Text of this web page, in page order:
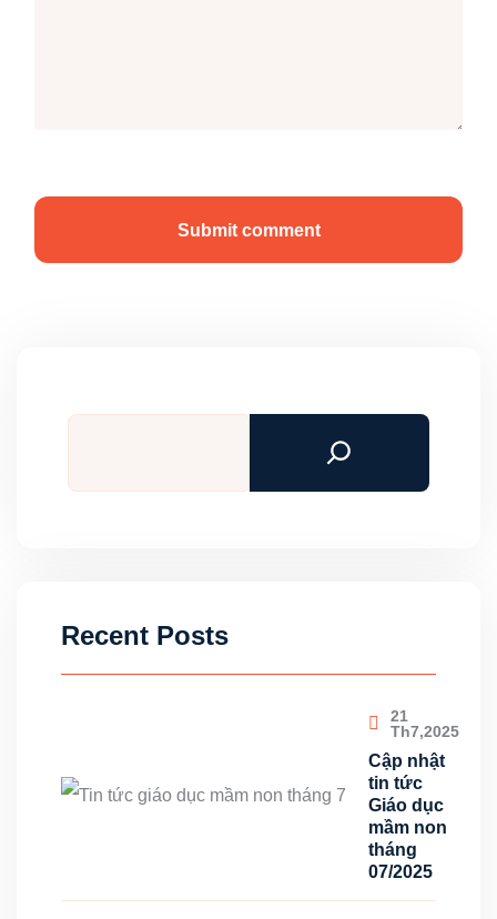
Submit comment
Tìm
Recent Posts
21
Th7,2025
Cập nhật
tin tức
Giáo dục
mầm non
tháng
07/2025